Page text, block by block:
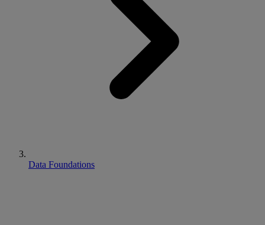
Data Foundations